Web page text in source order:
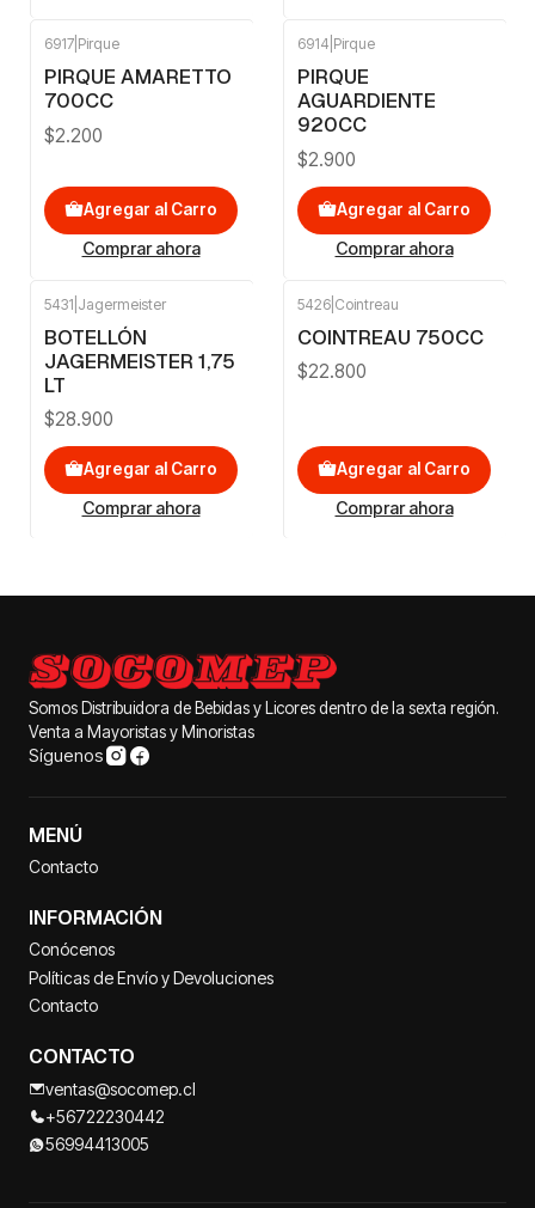
6917 Pirque
PIRQUE AMARETTO
700CC
$2.200
Agregar al Carro
Comprar ahora
6914 Pirque
PIRQUE
AGUARDIENTE
920CC
$2.900
Agregar al Carro
Comprar ahora
5431 Jagermeister
BOTELLÓN
JAGERMEISTER 1,75
LT
$28.900
Agregar al Carro
Comprar ahora
5426 Cointreau
COINTREAU 750CC
$22.800
Agregar al Carro
Comprar ahora
Somos Distribuidora de Bebidas y Licores dentro de la sexta región.
Venta a Mayoristas y Minoristas
Síguenos
MENÚ
Contacto
INFORMACIÓN
Conócenos
Políticas de Envío y Devoluciones
Contacto
CONTACTO
ventas@socomep.cl
+56722230442
56994413005